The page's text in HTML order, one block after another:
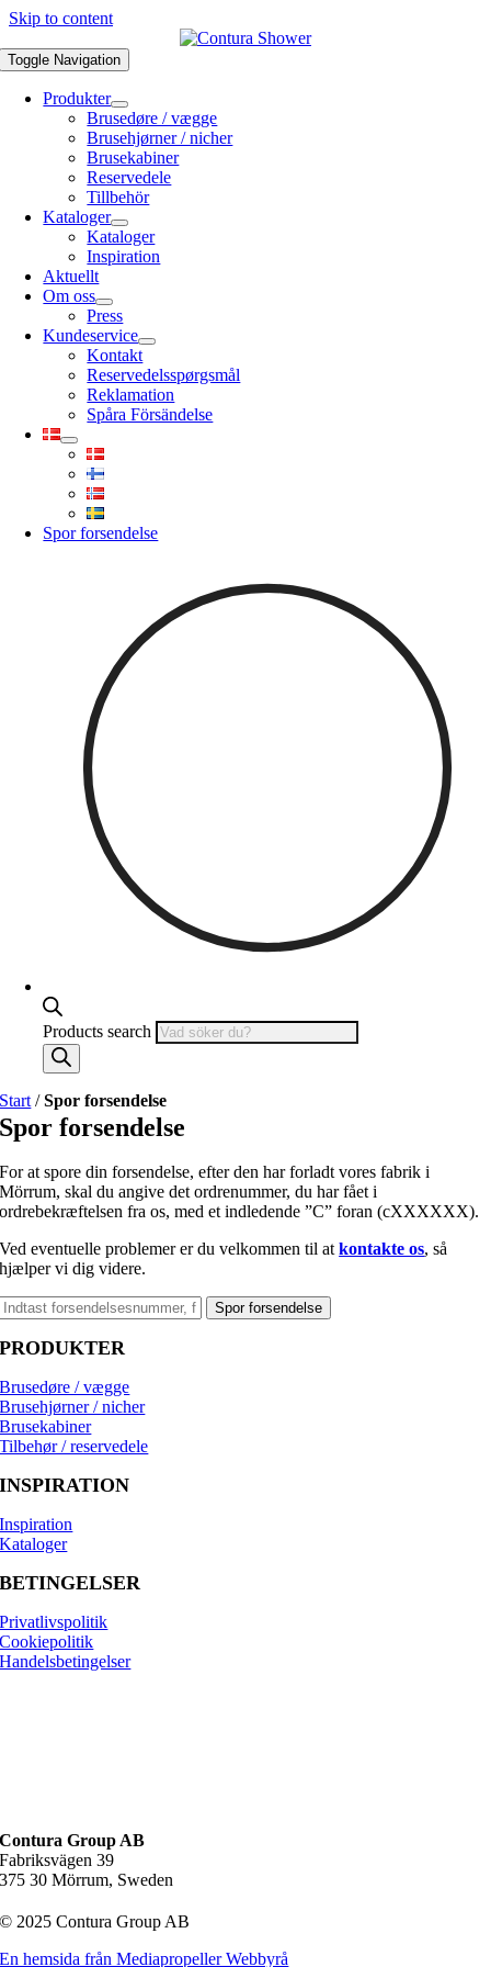
Skip to content
Toggle Navigation
Produkter
Brusedøre / vægge
Brusehjørner / nicher
Brusekabiner
Reservedele
Tillbehör
Kataloger
Kataloger
Inspiration
Aktuellt
Om oss
Press
Kundeservice
Kontakt
Reservedelsspørgsmål
Reklamation
Spåra Försändelse
Spor forsendelse
Products search
Start /Spor forsendelse
Spor forsendelse
For at spore din forsendelse, efter den har forladt vores fabrik i
Mörrum, skal du angive det ordrenummer, du har fået i
ordrebekræftelsen fra os, med et indledende ”C” foran (cXXXXXX).
Ved eventuelle problemer er du velkommen til atkontakte os, så
hjælper vi dig videre.
Spor forsendelse
PRODUKTER
Brusedøre / vægge
Brusehjørner / nicher
Brusekabiner
Tilbehør / reservedele
INSPIRATION
Inspiration
Kataloger
BETINGELSER
Privatlivspolitik
Cookiepolitik
Handelsbetingelser
Contura Group AB
Fabriksvägen 39
375 30 Mörrum, Sweden
© 2025 Contura Group AB
En hemsida från Mediapropeller Webbyrå
nödvändiga
för att vår
webbplats ska
säkert och
korrekt,
därför går de
inte att stänga
av. Det är till
till var du
befinner dig i
köpprocessen.
Upplevelse
& funktion
cookies gör
det möjligt
att spara
om hur
hemsidan
visas eller
beter sig.
språkval,
adresser osv.
De behövs
för att sajten
ska kunna
optimalt.